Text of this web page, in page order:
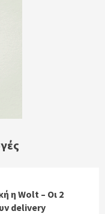
η Wolt – Οι 2
delivery